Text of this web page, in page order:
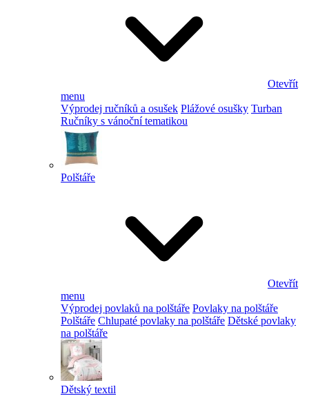
Otevřít
menu
Výprodej ručníků a osušek Plážové osušky Turban
Ručníky s vánoční tematikou
Polštáře
Otevřít
menu
Výprodej povlaků na polštáře Povlaky na polštáře
Polštáře Chlupaté povlaky na polštáře Dětské povlaky
na polštáře
Dětský textil